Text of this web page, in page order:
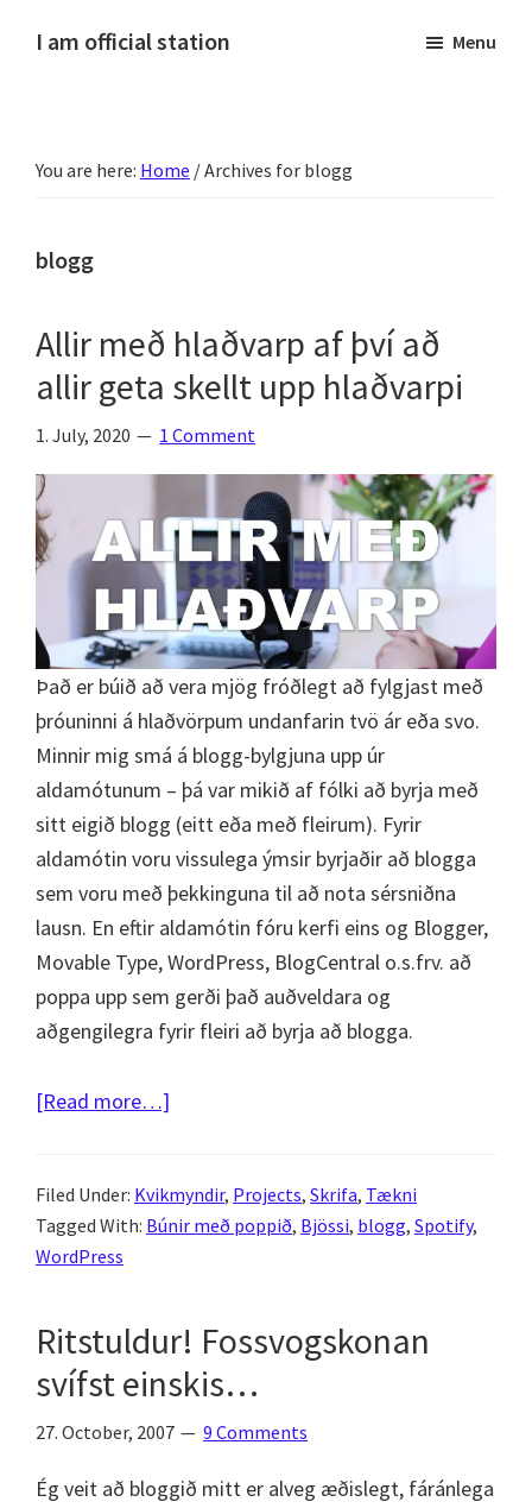
I am official station
fréttir
og
skemmtilegt
:)
Menu
You are here: Home /Archives for blogg
blogg
Allir með hlaðvarp af því að
allir geta skellt upp hlaðvarpi
1. July, 2020 1 Comment
Það er búið að vera mjög fróðlegt að fylgjast með
þróuninni á hlaðvörpum undanfarin tvö ár eða svo.
Minnir mig smá á blogg-bylgjuna upp úr
aldamótunum – þá var mikið af fólki að byrja með
sitt eigið blogg (eitt eða með fleirum). Fyrir
aldamótin voru vissulega ýmsir byrjaðir að blogga
sem voru með þekkinguna til að nota sérsniðna
lausn. En eftir aldamótin fóru kerfi eins og Blogger,
Movable Type, WordPress, BlogCentral o.s.frv. að
poppa upp sem gerði það auðveldara og
aðgengilegra fyrir fleiri að byrja að blogga.
[Read more…]
hlaðvarp
af
allir
geta
upp
hlaðvarpi
Filed Under: Kvikmyndir, Projects, Skrifa, Tækni
Tagged With: Búnir með poppið, Bjössi, blogg, Spotify,
WordPress
Ritstuldur! Fossvogskonan
svífst einskis…
27. October, 2007 9 Comments
Ég veit að bloggið mitt er alveg æðislegt, fáránlega